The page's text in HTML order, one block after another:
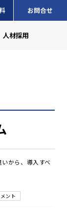
お問合せ
人材採用
から、導入すべ
ント